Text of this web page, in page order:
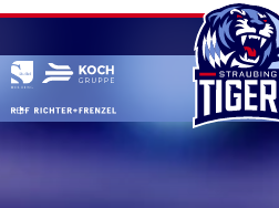
Skip
content